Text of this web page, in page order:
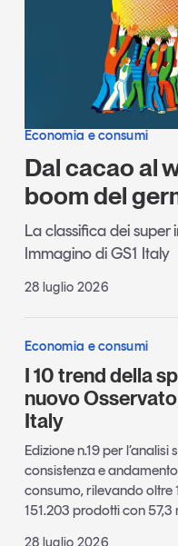
Economia e consumi
Dal cacao al
boom del
La classifica dei super
Immagino di GS1 Italy
28 luglio 2026
Economia e consumi
I 10 trend della
nuovo
Italy
Edizione n.19 per
consistenza e
consumo, rilevando oltre
151.203 prodotti con 57,3